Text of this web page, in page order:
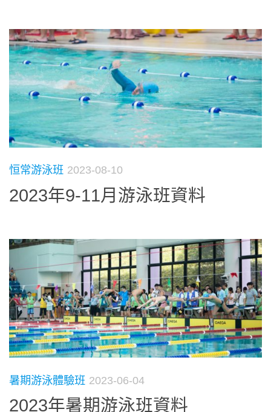
恒常游泳班 2023-08-10
2023年9-11月游泳班資料
暑期游泳體驗班 2023-06-04
2023年暑期游泳班資料